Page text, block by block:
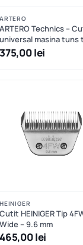
ARTERO
ARTERO Technics –
universal masina tuns
nr.5/8 – 16mm
375,00 lei
HEINIGER
Cutit HEINIGER Tip
Wide – 9.6 mm
465,00 lei